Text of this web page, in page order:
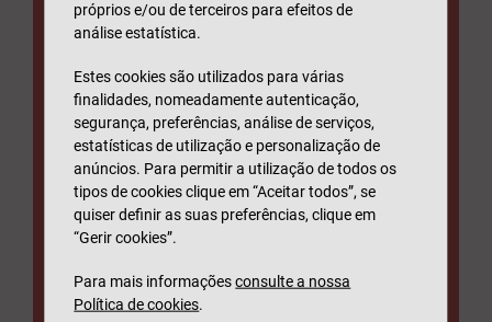
ocupantes e animais de estimação, veículo de
substituição, assistência em viagem rápida e
eficiente, entre outras vantagens.
SABER MAIS
próprios e/ou de terceiros para efeitos de
análise estatística.
Estes cookies são utilizados para várias
finalidades, nomeadamente autenticação,
segurança, preferências, análise de serviços,
estatísticas de utilização e personalização de
anúncios. Para permitir a utilização de todos os
tipos de cookies clique em “Aceitar todos”, se
quiser definir as suas preferências, clique em
“Gerir cookies”.
Para mais informaçõesconsulte a nossa
Política de cookies.